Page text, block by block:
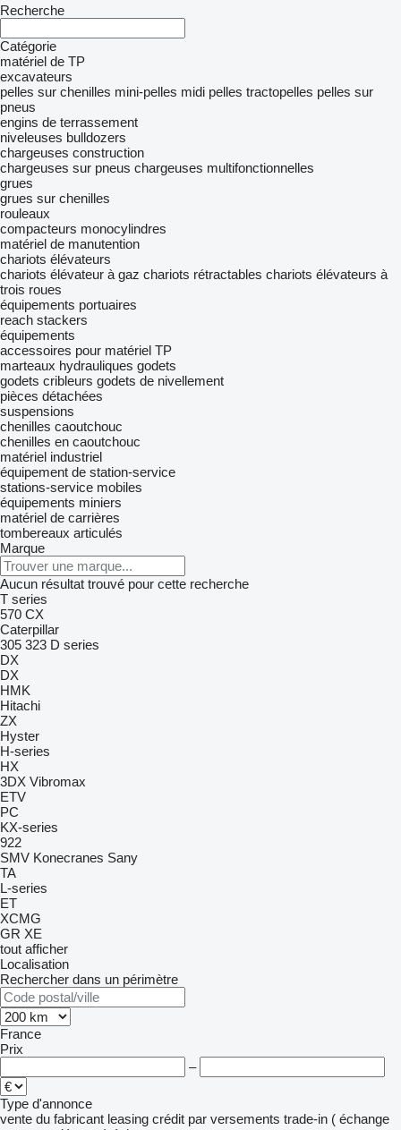
Recherche
Catégorie
matériel de TP
excavateurs
pelles sur chenilles mini-pelles midi pelles tractopelles pelles sur
pneus
engins de terrassement
niveleuses bulldozers
chargeuses construction
chargeuses sur pneus chargeuses multifonctionnelles
grues
grues sur chenilles
rouleaux
compacteurs monocylindres
matériel de manutention
chariots élévateurs
chariots élévateur à gaz chariots rétractables chariots élévateurs à
trois roues
équipements portuaires
reach stackers
équipements
accessoires pour matériel TP
marteaux hydrauliques godets
godets cribleurs godets de nivellement
pièces détachées
suspensions
chenilles caoutchouc
chenilles en caoutchouc
matériel industriel
équipement de station-service
stations-service mobiles
équipements miniers
matériel de carrières
tombereaux articulés
Marque
Aucun résultat trouvé pour cette recherche
T series
570 CX
Caterpillar
305 323 D series
DX
DX
HMK
Hitachi
ZX
Hyster
H-series
HX
3DX Vibromax
ETV
PC
KX-series
922
SMV Konecranes Sany
TA
L-series
ET
XCMG
GR XE
tout afficher
Localisation
Rechercher dans un périmètre
France
Prix
–
Type d'annonce
vente du fabricant leasing crédit par versements trade-in ( échange